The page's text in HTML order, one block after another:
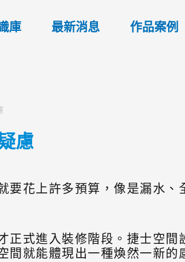
庫 最新消息 作品案例
慮
要花上許多預算，像是漏水
正式進入裝修階段。捷士空
就能體現出一種煥然一新的